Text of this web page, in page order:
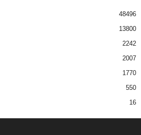
48496
13800
2242
2007
1770
550
16